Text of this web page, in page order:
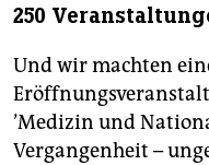
250
Und wir machten
’Medizin und
Vergangenheit –